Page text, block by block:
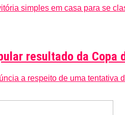
simples em casa para se
resultado da Copa
a respeito de uma